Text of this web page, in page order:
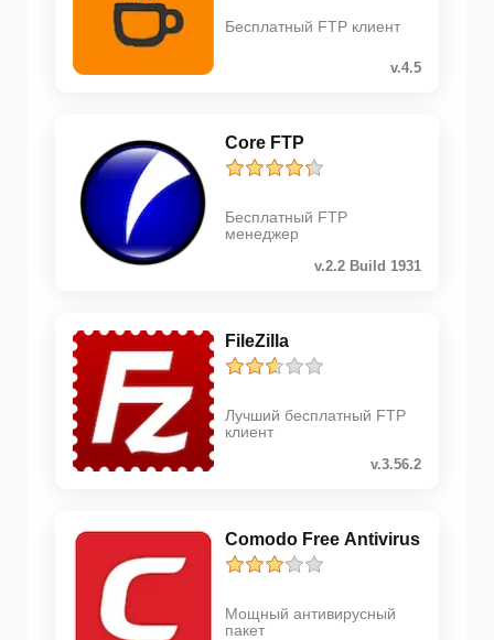
Бесплатный FTP клиент
v.4.5
Core FTP
Бесплатный FTP
менеджер
v.2.2 Build 1931
FileZilla
Лучший бесплатный FTP
клиент
v.3.56.2
Comodo Free Antivirus
Мощный антивирусный
пакет